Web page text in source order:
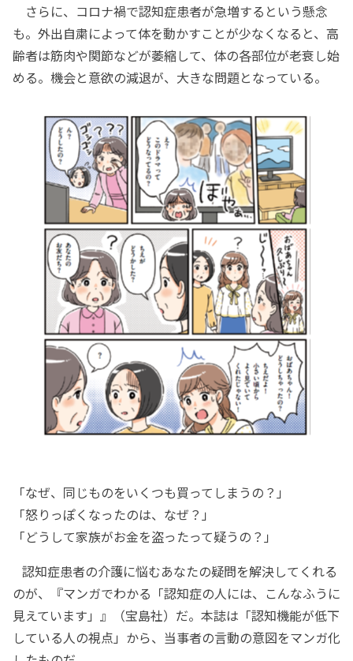
さらに、コロナ禍で認知症患者が急増するという懸念
も。外出自粛によって体を動かすことが少なくなると、高
齢者は筋肉や関節などが萎縮して、体の各部位が老衰し始
める。機会と意欲の減退が、大きな問題となっている。
「なぜ、同じものをいくつも買ってしまうの？」
「怒りっぽくなったのは、なぜ？」
「どうして家族がお金を盗ったって疑うの？」
認知症患者の介護に悩むあなたの疑問を解決してくれる
のが、『マンガでわかる「認知症の人には、こんなふうに
見えています」』（宝島社）だ。本誌は「認知機能が低下
している人の視点」から、当事者の言動の意図をマンガ化